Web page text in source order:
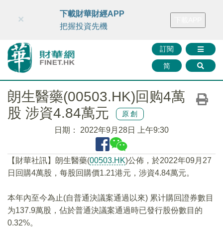
財華智庫網 FINTV FINMETA 財華證券 媒體矩陣
訂閱
简
×
下載財華財經APP
把握投資先機
朗生醫藥(00503.HK)回购4萬
股 涉資4.84萬元
原創
日期： 2022年9月28日 上午9:30
【財華社訊】朗生醫藥(00503.HK)公佈，於2022年09月27
日回購4萬股，每股回購價1.21港元，涉資4.84萬元。
本年內至今為止(自普通決議案通過以來) 累计購回證券數目
为137.9萬股，佔於普通決議案通過時已發行股份數目的
0.32%。